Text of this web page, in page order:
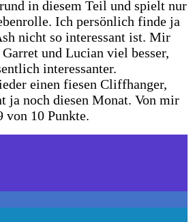
in diesem Teil und spielt nur
Ich persönlich finde ja
nicht so interessant ist. Mir
und Lucian viel besser,
interessanter.
einen fiesen Cliffhanger,
ja noch diesen Monat. Von mir
von 10 Punkte.